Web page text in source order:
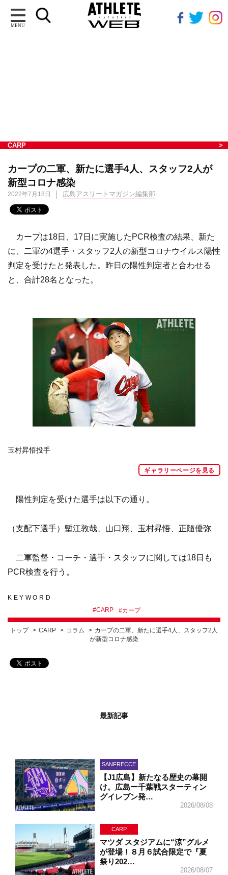
MENU
CARP
カープの二軍、新たに選手4人、スタッフ2人が
新型コロナ感染
2022年7月18日 広島アスリートマガジン編集部
カープは18日、17日に実施したPCR検査の結果、新た
に、二軍の4選手・スタッフ2人の新型コロナウイルス陽性
判定を受けたと発表した。昨日の陽性判定者と合わせる
と、合計28名となった。
玉村昇悟投手
ギャラリーページを見る
陽性判定を受けた選手は以下の通り。
（支配下選手）塹江敦哉、山口翔、玉村昇悟、正隨優弥
二軍監督・コーチ・選手・スタッフに関しては18日も
PCR検査を行う。
KEYWORD
#CARP #カープ
トップ CARP コラム
カープの二軍、新たに選手4人、スタッフ2人
が新型コロナ感染
最新記事
SANFRECCE
【J1広島】新たなる歴史の幕開
け。広島ー千葉戦スターティン
グイレブン発…
2026/08/08
CARP
マツダ スタジアムに“涼”グルメ
が登場！８月６試合限定で『夏
祭り202…
2026/08/07